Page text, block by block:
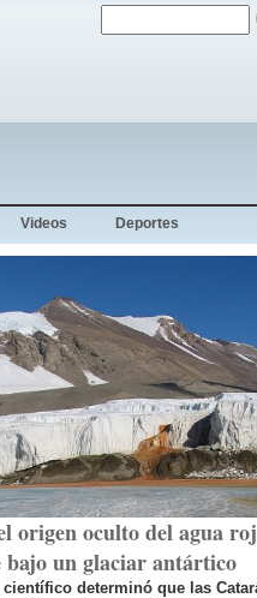
Videos Deportes
origen oculto del agua
bajo un glaciar antártico
determinó que las